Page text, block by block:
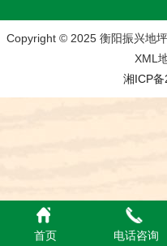
Copyright © 2025 衡阳振兴地
XML
湘ICP
首页 电话咨询